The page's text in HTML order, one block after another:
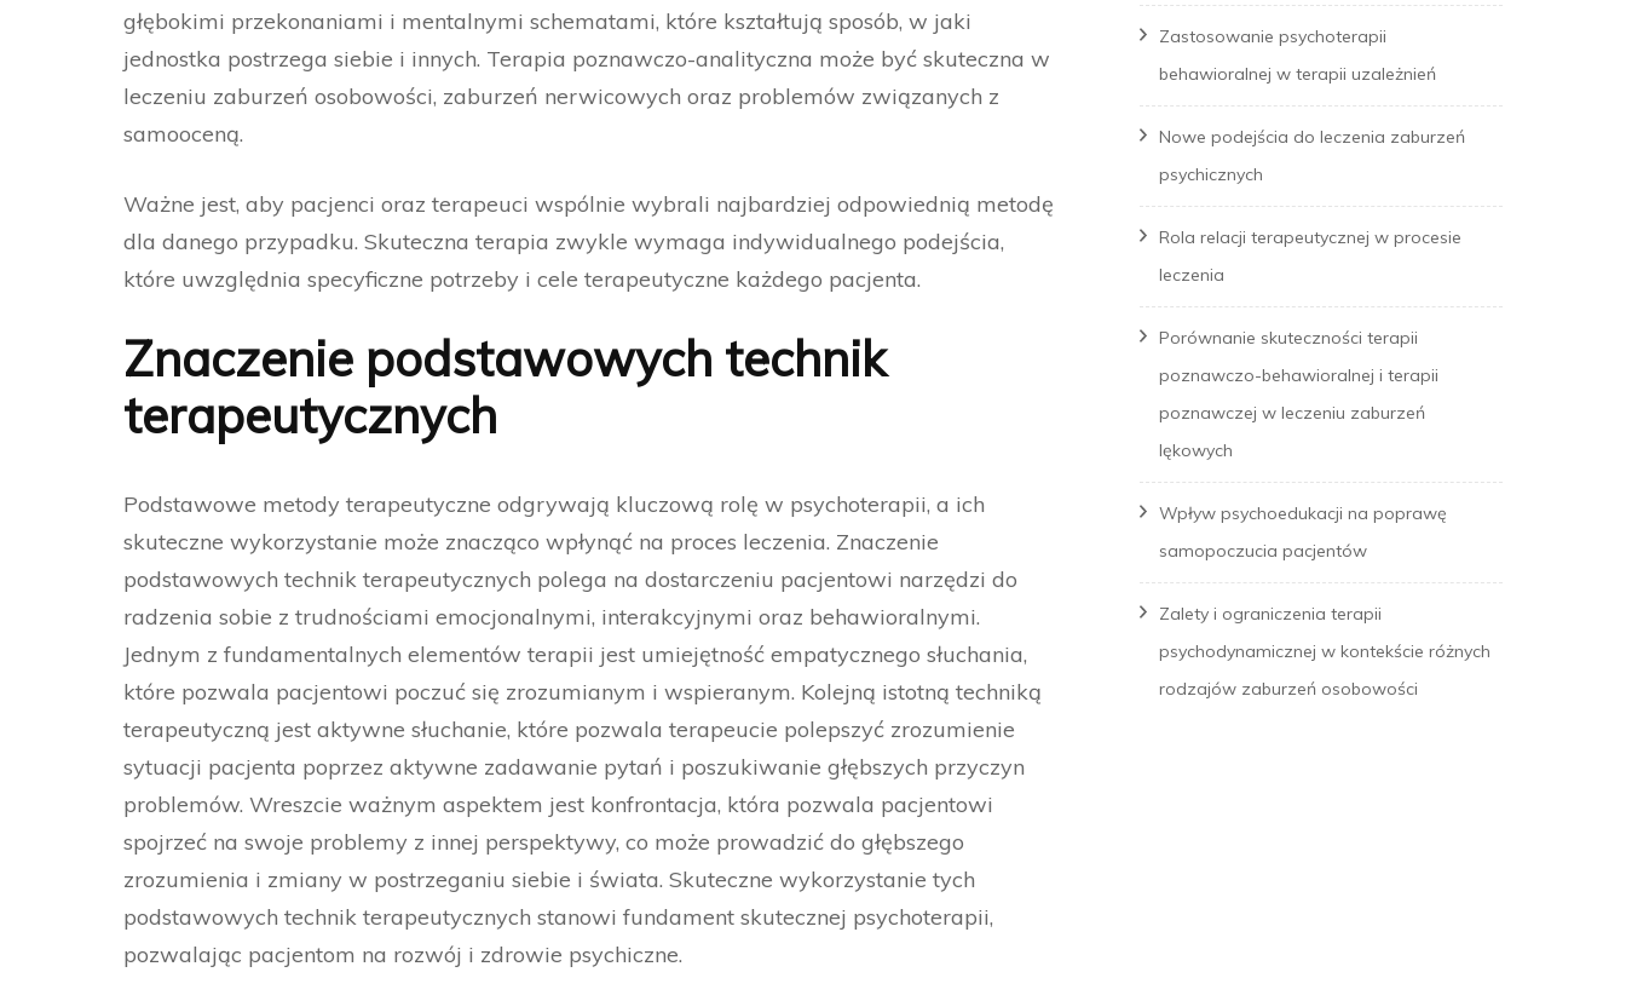
głębokimi przekonaniami i mentalnymi schematami, które kształtują sposób, w jaki
jednostka postrzega siebie i innych. Terapia poznawczo-analityczna może być skuteczna w
leczeniu zaburzeń osobowości, zaburzeń nerwicowych oraz problemów związanych z
samooceną.
Ważne jest, aby pacjenci oraz terapeuci wspólnie wybrali najbardziej odpowiednią metodę
dla danego przypadku. Skuteczna terapia zwykle wymaga indywidualnego podejścia,
które uwzględnia specyficzne potrzeby i cele terapeutyczne każdego pacjenta.
Znaczenie podstawowych technik
terapeutycznych
Podstawowe metody terapeutyczne odgrywają kluczową rolę w psychoterapii, a ich
skuteczne wykorzystanie może znacząco wpłynąć na proces leczenia. Znaczenie
podstawowych technik terapeutycznych polega na dostarczeniu pacjentowi narzędzi do
radzenia sobie z trudnościami emocjonalnymi, interakcyjnymi oraz behawioralnymi.
Jednym z fundamentalnych elementów terapii jest umiejętność empatycznego słuchania,
które pozwala pacjentowi poczuć się zrozumianym i wspieranym. Kolejną istotną techniką
terapeutyczną jest aktywne słuchanie, które pozwala terapeucie polepszyć zrozumienie
sytuacji pacjenta poprzez aktywne zadawanie pytań i poszukiwanie głębszych przyczyn
problemów. Wreszcie ważnym aspektem jest konfrontacja, która pozwala pacjentowi
spojrzeć na swoje problemy z innej perspektywy, co może prowadzić do głębszego
zrozumienia i zmiany w postrzeganiu siebie i świata. Skuteczne wykorzystanie tych
podstawowych technik terapeutycznych stanowi fundament skutecznej psychoterapii,
pozwalając pacjentom na rozwój i zdrowie psychiczne.
Zastosowanie psychoterapii
behawioralnej w terapii uzależnień
Nowe podejścia do leczenia zaburzeń
psychicznych
Rola relacji terapeutycznej w procesie
leczenia
Porównanie skuteczności terapii
poznawczo-behawioralnej i terapii
poznawczej w leczeniu zaburzeń
lękowych
Wpływ psychoedukacji na poprawę
samopoczucia pacjentów
Zalety i ograniczenia terapii
psychodynamicznej w kontekście różnych
rodzajów zaburzeń osobowości